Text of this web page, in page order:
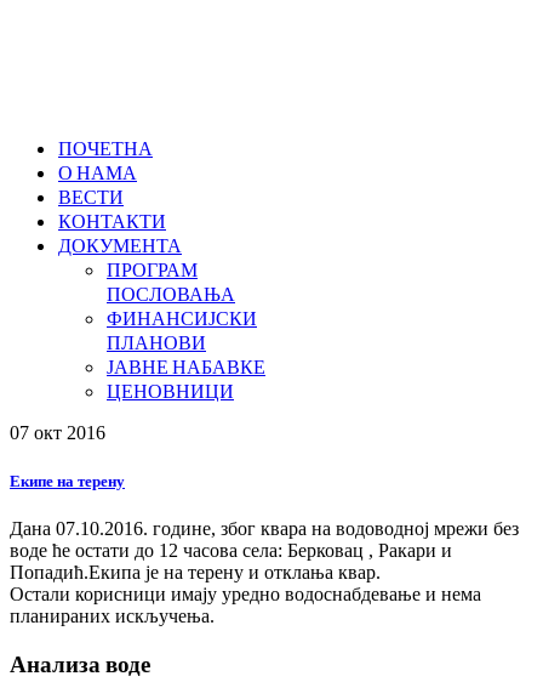
ПОЧЕТНА
О НАМА
ВЕСТИ
КОНТАКТИ
ДОКУМЕНТА
ПРОГРАМ
ПОСЛОВАЊА
ФИНАНСИЈСКИ
ПЛАНОВИ
ЈАВНЕ НАБАВКЕ
ЦЕНОВНИЦИ
07 окт 2016
Екипе на терену
Дана 07.10.2016. године, због квара на водоводној мрежи без
воде ће остати до 12 часова села: Берковац , Ракари и
Попадић.Екипа је на терену и отклања квар.
Остали корисници имају уредно водоснабдевање и нема
планираних искључења.
Анализа воде